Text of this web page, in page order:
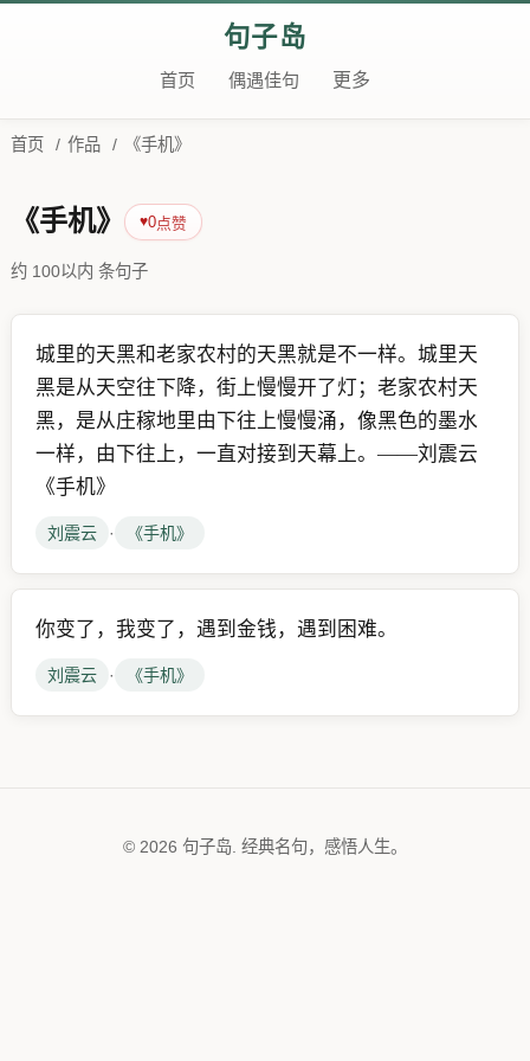
句子岛
首页 偶遇佳句 更多
首页 / 作品 / 《手机》
《手机》 ♥0点赞
约 100以内 条句子
城里的天黑和老家农村的天黑就是不一样。城里天
黑是从天空往下降，街上慢慢开了灯；老家农村天
黑，是从庄稼地里由下往上慢慢涌，像黑色的墨水
一样，由下往上，一直对接到天幕上。――刘震云
《手机》
刘震云 · 《手机》
你变了，我变了，遇到金钱，遇到困难。
刘震云 · 《手机》
© 2026 句子岛. 经典名句，感悟人生。